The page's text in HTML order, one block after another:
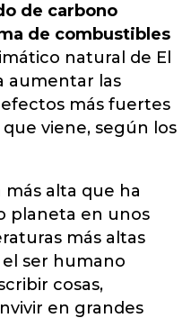
de carbono
de combustibles
natural de El
aumentar las
más fuertes
viene, según los
más alta que ha
planeta en unos
más altas
ser humano
cosas,
en grandes